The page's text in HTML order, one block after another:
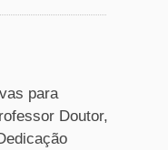
para
Doutor,